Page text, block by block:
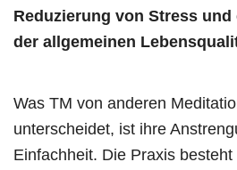
Reduzierung von Stress
der allgemeinen
Was TM von anderen
unterscheidet, ist ihre
Einfachheit. Die Praxis